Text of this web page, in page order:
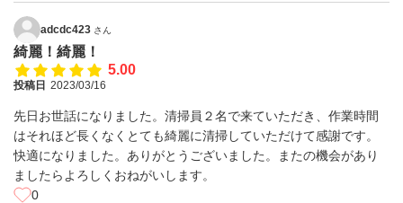
adcdc423 さん
綺麗！綺麗！
5.00
投稿日 2023/03/16
先日お世話になりました。清掃員２名で来ていただき、作業時間
はそれほど長くなくとても綺麗に清掃していただけて感謝です。
快適になりました。ありがとうございました。またの機会があり
ましたらよろしくおねがいします。
0